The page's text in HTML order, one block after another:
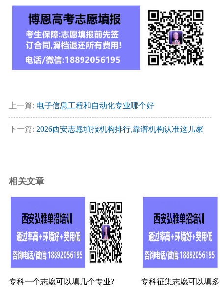
上一篇: 电子信息工程和自动化专业哪个好
下一篇: 2026西安志愿填报机构排行,靠谱机构认准这几家
相关文章
专科一个志愿可以填几个专业? 专科征集志愿可以填